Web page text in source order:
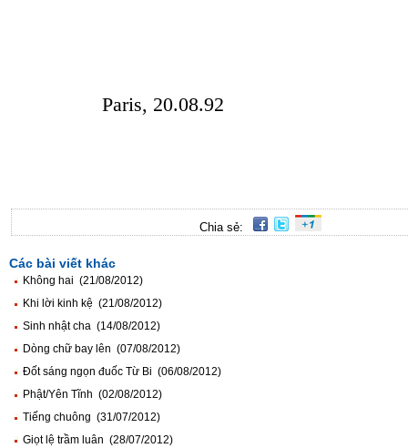
Paris, 20.08.92
Chia sẻ:
Các bài viết khác
Không hai (21/08/2012)
Khi lời kinh kệ (21/08/2012)
Sinh nhật cha (14/08/2012)
Dòng chữ bay lên (07/08/2012)
Đốt sáng ngọn đuốc Từ Bi (06/08/2012)
Phật/Yên Tĩnh (02/08/2012)
Tiếng chuông (31/07/2012)
Giọt lệ trầm luân (28/07/2012)